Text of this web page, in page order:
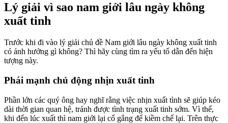
Lý giải vì sao nam giới lâu ngày không
xuất tinh
Trước khi đi vào lý giải chủ đề Nam giới lâu ngày không xuất tinh
có ảnh hưởng gì không? Thì hãy cùng tìm ra yếu tố dẫn đến hiện
tượng này.
Phái mạnh chủ động nhịn xuất tinh
Phần lớn các quý ông hay nghĩ rằng việc nhịn xuất tình sẽ giúp kéo
dài thời gian quan hệ, tránh được tình trạng xuất tinh sớm. Vì thế,
khi đến lúc xuất thì nam giới lại cố gắng để kiềm chế lại. Trên thực